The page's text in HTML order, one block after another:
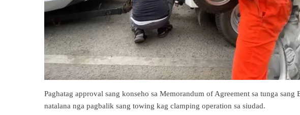
Paghatag approval sang konseho sa Memorandum of Agreement sa tunga
natalana nga pagbalik sang towing kag clamping operation sa siudad.